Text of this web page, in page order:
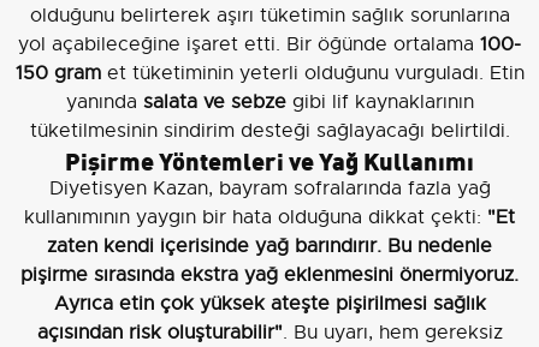
olduğunu belirterek aşırı tüketimin sağlık sorunlarına
yol açabileceğine işaret etti. Bir öğünde ortalama 100-
150 gramet tüketiminin yeterli olduğunu vurguladı. Etin
yanında salata ve sebzegibi lif kaynaklarının
tüketilmesinin sindirim desteği sağlayacağı belirtildi.
Pişirme Yöntemleri ve Yağ Kullanımı
Diyetisyen Kazan, bayram sofralarında fazla yağ
kullanımının yaygın bir hata olduğuna dikkat çekti: "Et
zaten kendi içerisinde yağ barındırır. Bu nedenle
pişirme sırasında ekstra yağ eklenmesini önermiyoruz.
Ayrıca etin çok yüksek ateşte pişirilmesi sağlık
açısından risk oluşturabilir". Bu uyarı, hem gereksiz